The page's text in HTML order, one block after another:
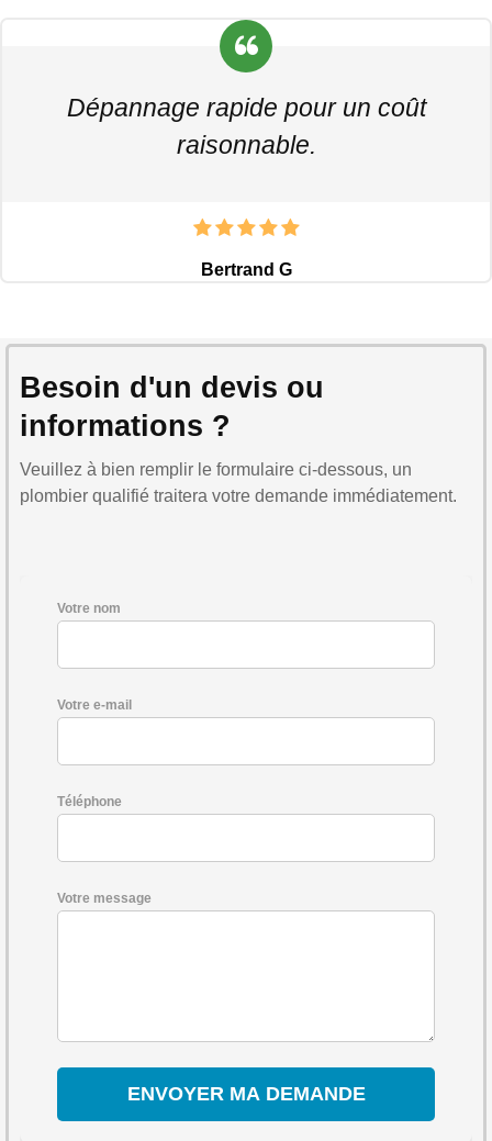
Dépannage rapide pour un coût
raisonnable.
Bertrand G
Besoin d'un devis ou
informations ?
Veuillez à bien remplir le formulaire ci-dessous, un
plombier qualifié traitera votre demande immédiatement.
Votre nom
Votre e-mail
Téléphone
Votre message